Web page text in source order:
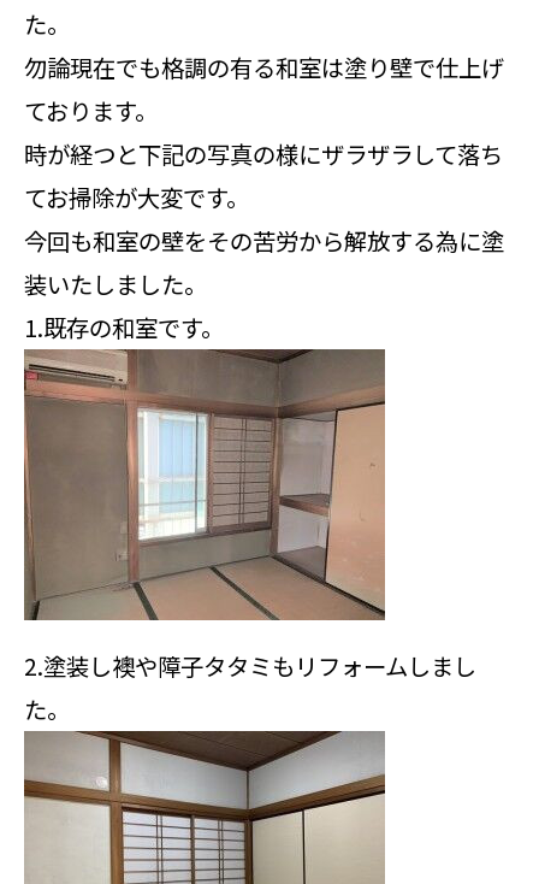
た。
勿論現在でも格調の有る和室は塗り壁で仕上げ
ております。
時が経つと下記の写真の様にザラザラして落ち
てお掃除が大変です。
今回も和室の壁をその苦労から解放する為に塗
装いたしました。
1.既存の和室です。
2.塗装し襖や障子タタミもリフォームしまし
た。